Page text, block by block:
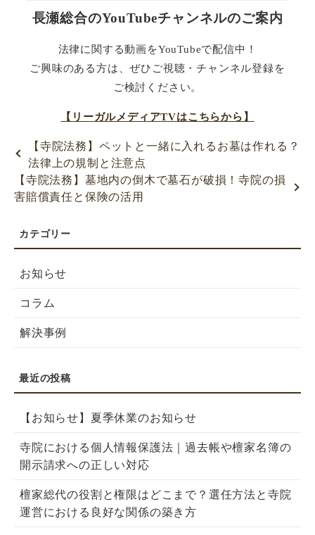
長瀬総合のYouTubeチャンネルのご案内
法律に関する動画をYouTubeで配信中！
ご興味のある方は、ぜひご視聴・チャンネル登録を
ご検討ください。
【リーガルメディアTVはこちらから】
【寺院法務】ペットと一緒に入れるお墓は作れる？
法律上の規制と注意点
【寺院法務】墓地内の倒木で墓石が破損！寺院の損
害賠償責任と保険の活用
お知らせ
コラム
解決事例
【お知らせ】夏季休業のお知らせ
寺院における個人情報保護法｜過去帳や檀家名簿の
開示請求への正しい対応
檀家総代の役割と権限はどこまで？選任方法と寺院
運営における良好な関係の築き方